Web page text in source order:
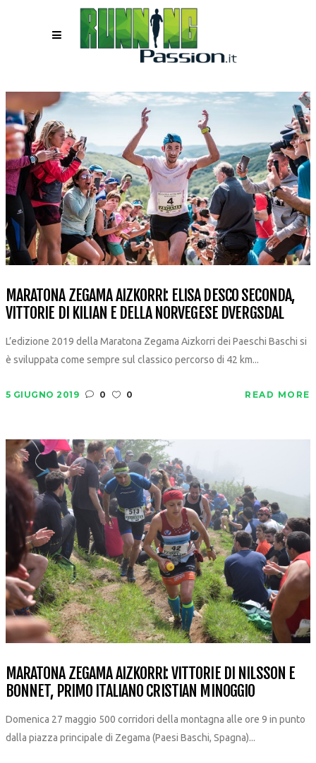
MARATONA ZEGAMA AIZKORRI: ELISA DESCO SECONDA,
VITTORIE DI KILIAN E DELLA NORVEGESE DVERGSDAL
L’edizione 2019 della Maratona Zegama Aizkorri dei Paeschi Baschi si
è sviluppata come sempre sul classico percorso di 42 km...
5 GIUGNO 2019 0 0 READ MORE
MARATONA ZEGAMA AIZKORRI: VITTORIE DI NILSSON E
BONNET, PRIMO ITALIANO CRISTIAN MINOGGIO
Domenica 27 maggio 500 corridori della montagna alle ore 9 in punto
dalla piazza principale di Zegama (Paesi Baschi, Spagna)...